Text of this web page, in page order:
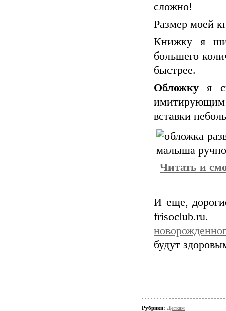
сложно!
Размер моей
Книжку я
большего
быстрее.
Обложку я
имитирующим
вставки
Читать и
И еще,
будут
Рубрики: Деткам